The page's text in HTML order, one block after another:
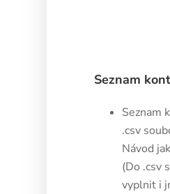
Seznam
Seznam
.csv
Návod
(Do .csv
vyplnit i